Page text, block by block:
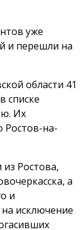
уже
и перешли на
области 41
списке
Их
Ростов-на-
Ростова,
а
и
исключение